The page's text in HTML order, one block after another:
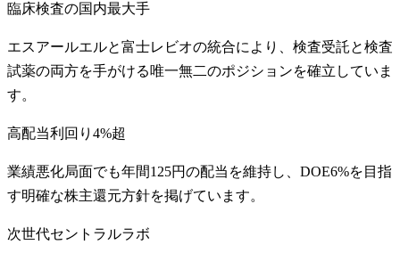
臨床検査の国内最大手
エスアールエルと富士レビオの統合により、検査受託と検査
試薬の両方を手がける唯一無二のポジションを確立していま
す。
高配当利回り4%超
業績悪化局面でも年間125円の配当を維持し、DOE6%を目指
す明確な株主還元方針を掲げています。
次世代セントラルラボ